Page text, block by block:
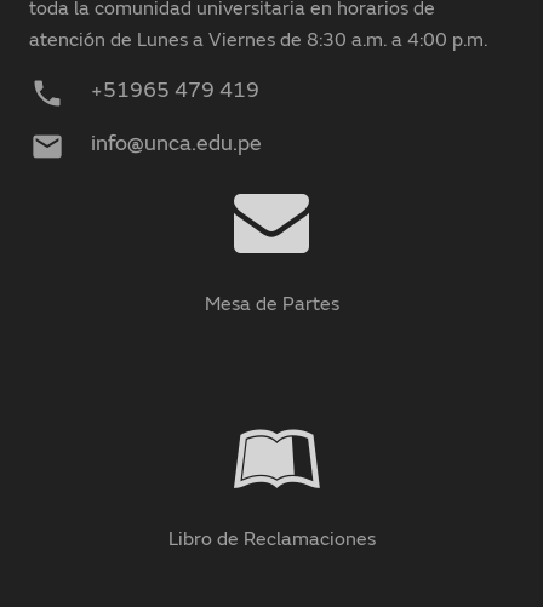
toda la comunidad universitaria en horarios de
atención de Lunes a Viernes de 8:30 a.m. a 4:00 p.m.
phone +51965 479 419
mail info@unca.edu.pe
Mesa de Partes
Libro de Reclamaciones